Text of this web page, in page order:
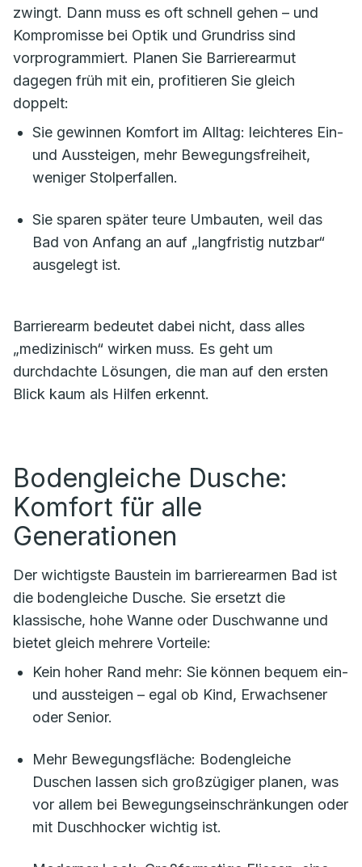
zwingt. Dann muss es oft schnell gehen – und
Kompromisse bei Optik und Grundriss sind
vorprogrammiert. Planen Sie Barrierearmut
dagegen früh mit ein, profitieren Sie gleich
doppelt:
Sie gewinnen Komfort im Alltag: leichteres Ein-
und Aussteigen, mehr Bewegungsfreiheit,
weniger Stolperfallen.
Sie sparen später teure Umbauten, weil das
Bad von Anfang an auf „langfristig nutzbar“
ausgelegt ist.
Barrierearm bedeutet dabei nicht, dass alles
„medizinisch“ wirken muss. Es geht um
durchdachte Lösungen, die man auf den ersten
Blick kaum als Hilfen erkennt.
Bodengleiche Dusche:
Komfort für alle
Generationen
Der wichtigste Baustein im barrierearmen Bad ist
die bodengleiche Dusche. Sie ersetzt die
klassische, hohe Wanne oder Duschwanne und
bietet gleich mehrere Vorteile:
Kein hoher Rand mehr: Sie können bequem ein-
und aussteigen – egal ob Kind, Erwachsener
oder Senior.
Mehr Bewegungsfläche: Bodengleiche
Duschen lassen sich großzügiger planen, was
vor allem bei Bewegungseinschränkungen oder
mit Duschhocker wichtig ist.